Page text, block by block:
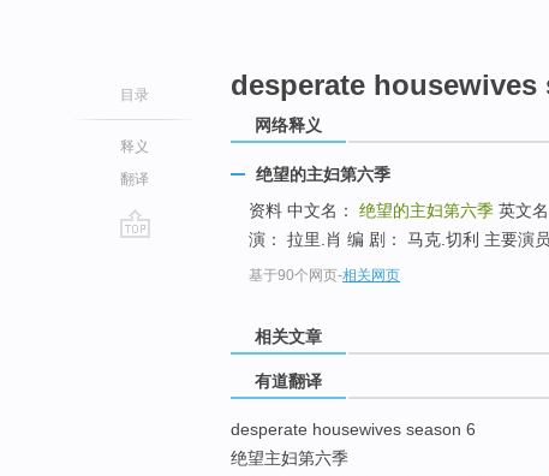
目录
释义
翻译
desperate housewives
网络释义
绝望的主妇第六季
资料 中文名： 绝望的主妇第六季 英文名
演： 拉里.肖 编 剧： 马克.切利 主要演
基于90个网页-相关网页
相关文章
有道翻译
desperate housewives season 6
绝望主妇第六季